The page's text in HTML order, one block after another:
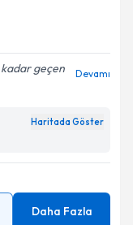
geçen
Devamı
Haritada Göster
Daha Fazla